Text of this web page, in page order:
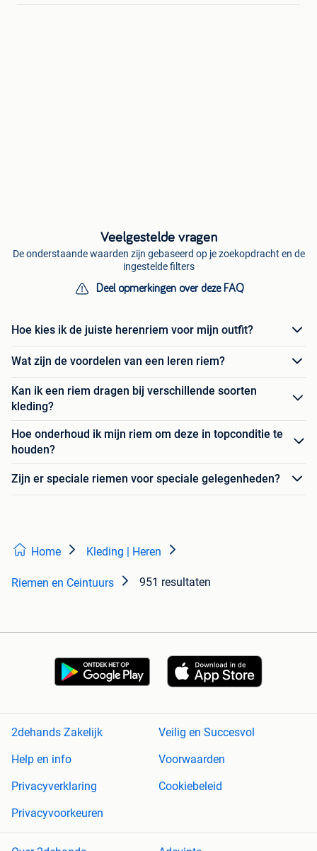
Veelgestelde vragen
De onderstaande waarden zijn gebaseerd op je zoekopdracht en de
ingestelde filters
Deel opmerkingen over deze FAQ
Hoe kies ik de juiste herenriem voor mijn outfit?
Wat zijn de voordelen van een leren riem?
Kan ik een riem dragen bij verschillende soorten
kleding?
Hoe onderhoud ik mijn riem om deze in topconditie te
houden?
Zijn er speciale riemen voor speciale gelegenheden?
Home Kleding | Heren
Riemen en Ceintuurs 951 resultaten
2dehands Zakelijk
Veilig en Succesvol
Help en info
Voorwaarden
Privacyverklaring
Cookiebeleid
Privacyvoorkeuren